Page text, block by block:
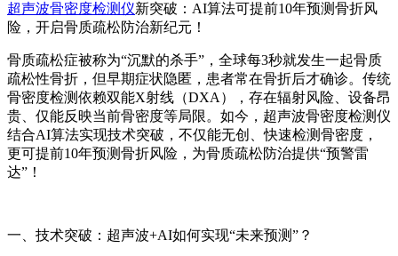
超声波骨密度检测仪新突破：AI算法可提前10年预测骨折风
险，开启骨质疏松防治新纪元！
骨质疏松症被称为“沉默的杀手”，全球每3秒就发生一起骨质
疏松性骨折，但早期症状隐匿，患者常在骨折后才确诊。传统
骨密度检测依赖双能X射线（DXA），存在辐射风险、设备昂
贵、仅能反映当前骨密度等局限。如今，超声波骨密度检测仪
结合AI算法实现技术突破，不仅能无创、快速检测骨密度，
更可提前10年预测骨折风险，为骨质疏松防治提供“预警雷
达”！
一、技术突破：超声波+AI如何实现“未来预测”？